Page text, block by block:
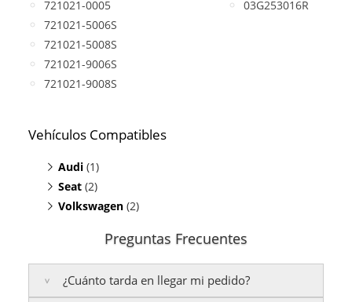
721021-0005
721021-5006S
721021-5008S
721021-9006S
721021-9008S
03G253016R
Vehículos Compatibles
Audi (1)
A3 1.9 TDI
Seat (2)
Ibiza 1.9 TDI
Volkswagen (2)
Golf IV 1.9 TDI(motor ARL)
Preguntas Frecuentes
¿Cuánto tarda en llegar mi pedido?